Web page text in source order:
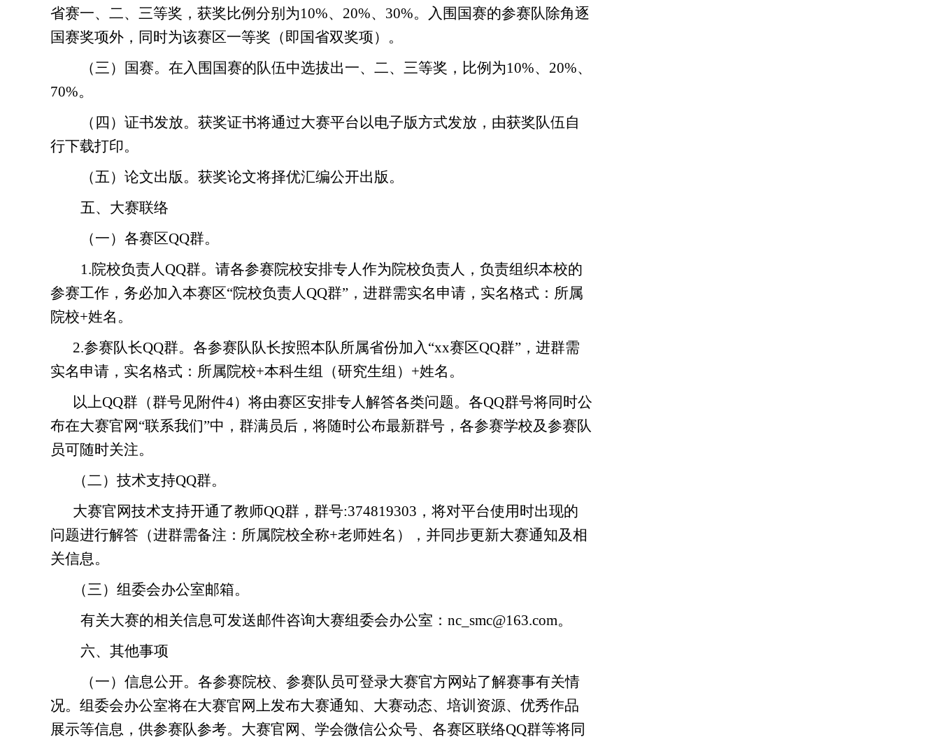
省赛一、二、三等奖，获奖比例分别为10%、20%、30%。入围国赛的参赛队除角逐
国赛奖项外，同时为该赛区一等奖（即国省双奖项）。
（三）国赛。 在入围国赛的队伍中选拔出一、二、三等奖，比例为10%、20%、
70%。
（四）证书发放。 获奖证书将通过大赛平台 以电子版方式发放 ，由获奖队伍自
行下载打印。
（五）论文出版。 获奖论文将择优汇编公开出版。
五、大赛联络
（一）各赛区QQ群。
1.院校负责人QQ群。 请各参赛院校安排专人作为院校负责人，负责组织本校的
参赛工作，务必加入本赛区“院校负责人QQ群”， 进群需实名申请，实名格式：所属
院校+姓名。
2.参赛队长QQ群。各参赛队队长按照本队所属省份加入“xx赛区QQ群”， 进群需
实名申请，实名格式：所属院校+本科生组 （研究生组） +姓名。
以上QQ群 （群号见附件4） 将由赛区安排专人解答各类问题。 各QQ群号将同时公
布在大赛官网“联系我们”中，群满员后，将随时公布最新群号，各参赛学校及参赛队
员可随时关注。
（二）技术支持QQ群。
大赛官网技术支持开通了教师QQ群，群号:374819303 ， 将对平台使用时出现的
问题进行解答 （进群需备注 ： 所属院校全称+老师姓名 ）
，并同步更新大赛通知及相
关信息。
（三）组委会办公室邮箱。
有关大赛的相关信息可发送邮件咨询大赛组委会办公室： nc_smc@163.com。
六、其他事项
（一）信息公开。 各参赛院校、参赛队员可登录大赛官方网站了解赛事有关情
况。 组委会办公室将在大赛官网上发布大赛通知、大赛动态、培训资源、优秀作品
展示等信息 ， 供参赛队参考。 大赛官网、 学会微信公众号、 各赛区联络QQ群等将同